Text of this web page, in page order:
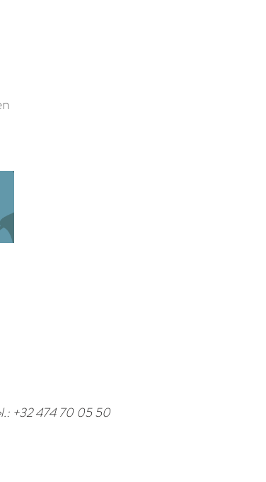
+32 474 70 05 50